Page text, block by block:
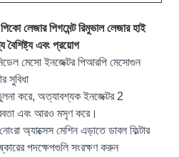
লেজার পিগমেন্ট রিমুভাল লেজার হাই
বৈশিষ্ট্য এবং প্রয়োগ
নিডেল মেসো ইনজেক্টর পিআরপি মেসোগুন
সুবিধা
করে, অত্যাবশ্যক ইনজেক্টর 2
এবং আরও মসৃণ করে।
অ্যাক্সেস মেশিন এড়াতে ডাবল ফিল্টার
পদক্ষেপগুলি সংরক্ষণ করুন